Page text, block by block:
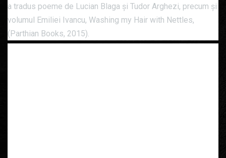
a tradus poeme de Lucian Blaga și Tudor Arghezi, precum și
volumul Emiliei Ivancu, Washing my Hair with Nettles,
(Parthian Books, 2015).